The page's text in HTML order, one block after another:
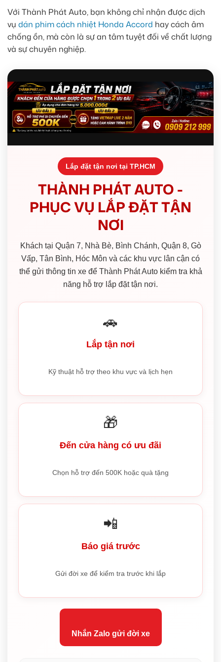
Với Thành Phát Auto, bạn không chỉ nhận được dịch
vụ dán phim cách nhiệt Honda Accord hay cách âm
chống ồn, mà còn là sự an tâm tuyệt đối về chất lượng
và sự chuyên nghiệp.
Lắp đặt tận nơi tại TP.HCM
THÀNH PHÁT AUTO -
PHỤC VỤ LẮP ĐẶT TẬN
NƠI
Khách tại Quận 7, Nhà Bè, Bình Chánh, Quận 8, Gò
Vấp, Tân Bình, Hóc Môn và các khu vực lân cận có
thể gửi thông tin xe để Thành Phát Auto kiểm tra khả
năng hỗ trợ lắp đặt tận nơi.
🚗
Lắp tận nơi
Kỹ thuật hỗ trợ theo khu vực và lịch hẹn
🎁
Đến cửa hàng có ưu đãi
Chọn hỗ trợ đến 500K hoặc quà tặng
📲
Báo giá trước
Gửi đời xe để kiểm tra trước khi lắp
Nhắn Zalo gửi đời xe